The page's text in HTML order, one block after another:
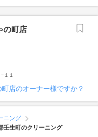
の町店
１１
店のオーナー様ですか？
ニング
壬生町のクリーニング